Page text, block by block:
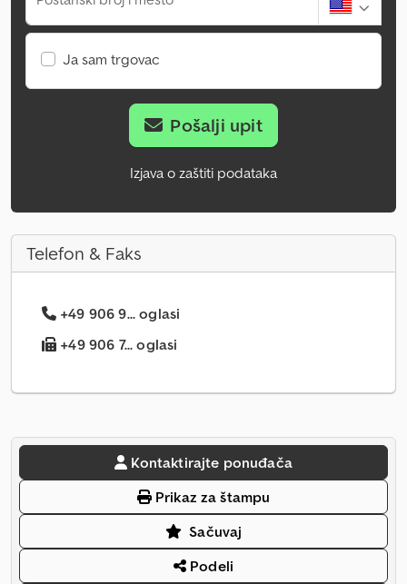
Ja sam trgovac
Pošalji upit
Izjava o zaštiti podataka
Telefon & Faks
+49 906 9... oglasi
+49 906 7... oglasi
Kontaktirajte ponuđača
Prikaz za štampu
Sačuvaj
Podeli